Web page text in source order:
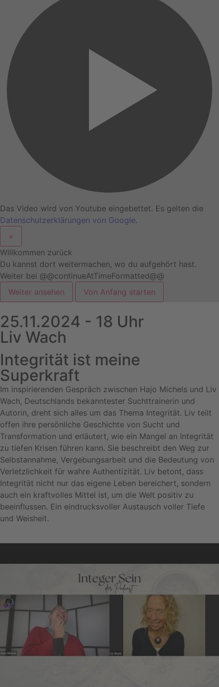
Das Video wird von Youtube eingebettet. Es gelten die
Datenschutzerklärungen von Google.
×
Willkommen zurück
Du kannst dort weitermachen, wo du aufgehört hast.
Weiter bei @@continueAtTimeFormatted@@
Weiter ansehen
Von Anfang starten
25.11.2024 - 18 Uhr
Liv Wach
Integrität ist meine
Superkraft
Im inspirierenden Gespräch zwischen Hajo Michels und Liv
Wach, Deutschlands bekanntester Suchttrainerin und
Autorin, dreht sich alles um das Thema Integrität. Liv teilt
offen ihre persönliche Geschichte von Sucht und
Transformation und erläutert, wie ein Mangel an Integrität
zu tiefen Krisen führen kann. Sie beschreibt den Weg zur
Selbstannahme, Vergebungsarbeit und die Bedeutung von
Verletzlichkeit für wahre Authentizität. Liv betont, dass
Integrität nicht nur das eigene Leben bereichert, sondern
auch ein kraftvolles Mittel ist, um die Welt positiv zu
beeinflussen. Ein eindrucksvoller Austausch voller Tiefe
und Weisheit.